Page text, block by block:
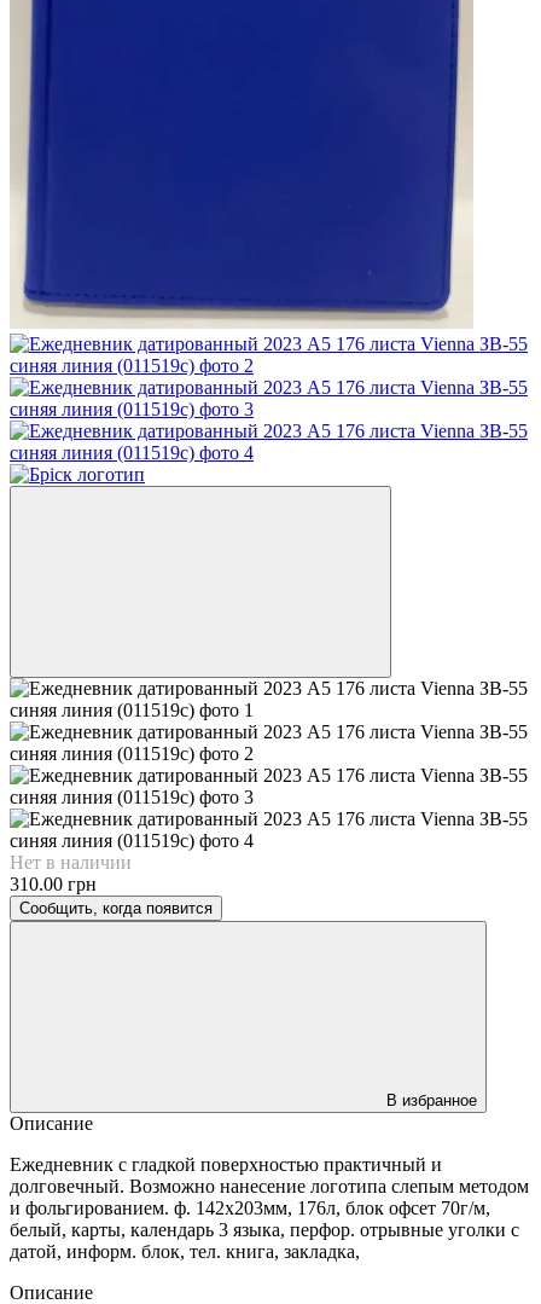
Нет в наличии
310.00 грн
Сообщить, когда появится
В избранное
Описание
Ежедневник с гладкой поверхностью практичный и
долговечный. Возможно нанесение логотипа слепым методом
и фольгированием. ф. 142х203мм, 176л, блок офсет 70г/м,
белый, карты, календарь 3 языка, перфор. отрывные уголки с
датой, информ. блок, тел. книга, закладка,
Описание